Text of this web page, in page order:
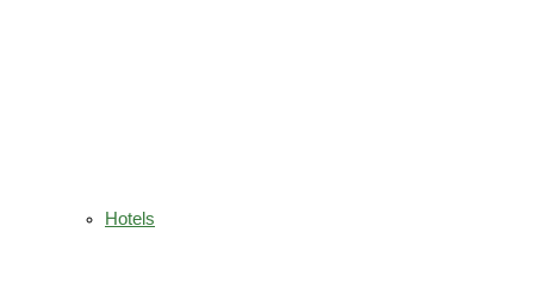
Hotels